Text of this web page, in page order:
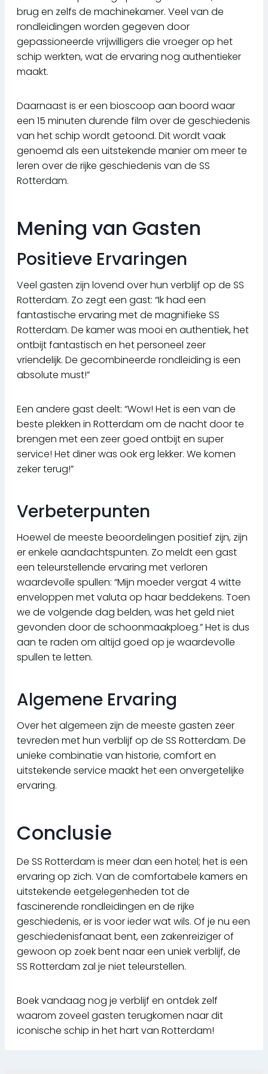
brug en zelfs de machinekamer. Veel van de
rondleidingen worden gegeven door
gepassioneerde vrijwilligers die vroeger op het
schip werkten, wat de ervaring nog authentieker
maakt.
Daarnaast is er een bioscoop aan boord waar
een 15 minuten durende film over de geschiedenis
van het schip wordt getoond. Dit wordt vaak
genoemd als een uitstekende manier om meer te
leren over de rijke geschiedenis van de SS
Rotterdam.
Mening van Gasten
Positieve Ervaringen
Veel gasten zijn lovend over hun verblijf op de SS
Rotterdam. Zo zegt een gast: “Ik had een
fantastische ervaring met de magnifieke SS
Rotterdam. De kamer was mooi en authentiek, het
ontbijt fantastisch en het personeel zeer
vriendelijk. De gecombineerde rondleiding is een
absolute must!”
Een andere gast deelt: “Wow! Het is een van de
beste plekken in Rotterdam om de nacht door te
brengen met een zeer goed ontbijt en super
service! Het diner was ook erg lekker. We komen
zeker terug!”
Verbeterpunten
Hoewel de meeste beoordelingen positief zijn, zijn
er enkele aandachtspunten. Zo meldt een gast
een teleurstellende ervaring met verloren
waardevolle spullen: “Mijn moeder vergat 4 witte
enveloppen met valuta op haar beddekens. Toen
we de volgende dag belden, was het geld niet
gevonden door de schoonmaakploeg.” Het is dus
aan te raden om altijd goed op je waardevolle
spullen te letten.
Algemene Ervaring
Over het algemeen zijn de meeste gasten zeer
tevreden met hun verblijf op de SS Rotterdam. De
unieke combinatie van historie, comfort en
uitstekende service maakt het een onvergetelijke
ervaring.
Conclusie
De SS Rotterdam is meer dan een hotel; het is een
ervaring op zich. Van de comfortabele kamers en
uitstekende eetgelegenheden tot de
fascinerende rondleidingen en de rijke
geschiedenis, er is voor ieder wat wils. Of je nu een
geschiedenisfanaat bent, een zakenreiziger of
gewoon op zoek bent naar een uniek verblijf, de
SS Rotterdam zal je niet teleurstellen.
Boek vandaag nog je verblijf en ontdek zelf
waarom zoveel gasten terugkomen naar dit
iconische schip in het hart van Rotterdam!